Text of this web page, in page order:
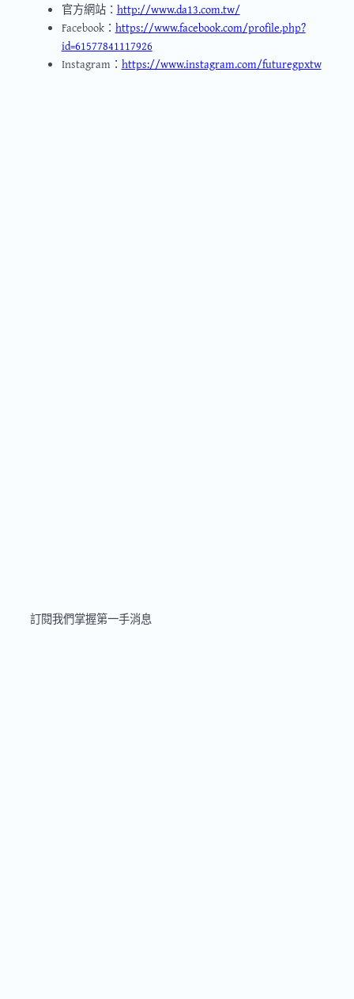
官方網站： http://www.da13.com.tw/
Facebook： https://www.facebook.com/profile.php?
id=61577841117926
Instagram： https://www.instagram.com/futuregpxtw
訂閱我們掌握第一手消息